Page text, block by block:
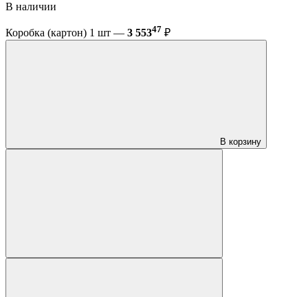
В наличии
Коробка (картон) 1 шт — 3 55347 ₽
В корзину